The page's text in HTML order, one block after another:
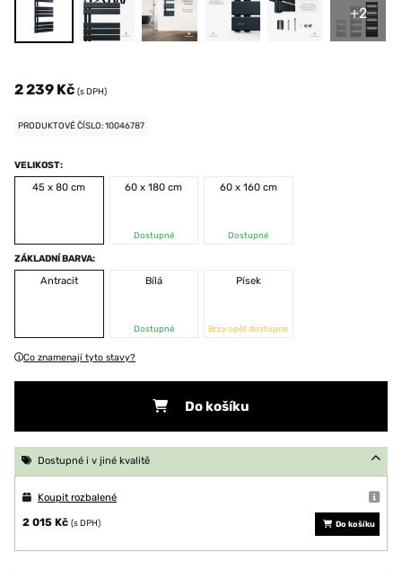
+2
2 239 Kč (s DPH)
PRODUKTOVÉ ČÍSLO: 10046787
VELIKOST:
45 x 80 cm
60 x 180 cm
Dostupné
60 x 160 cm
Dostupné
ZÁKLADNÍ BARVA:
Antracit
Bílá
Dostupné
Písek
Brzy opět dostupné
Co znamenají tyto stavy?
Do košíku
Dostupné i v jiné kvalitě
Koupit rozbalené
2 015 Kč (s DPH) Do košíku